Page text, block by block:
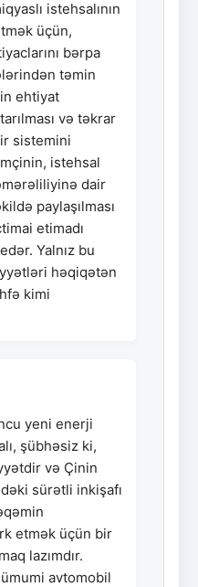
istehsalının
üçün,
bərpa
təmin
ehtiyat
və təkrar
sistemini
istehsal
dair
paylaşılması
etimadı
Yalnız bu
həqiqətən
kimi
yeni enerji
şübhəsiz ki,
və Çinin
sürətli inkişafı
etmək üçün bir
lazımdır.
avtomobil